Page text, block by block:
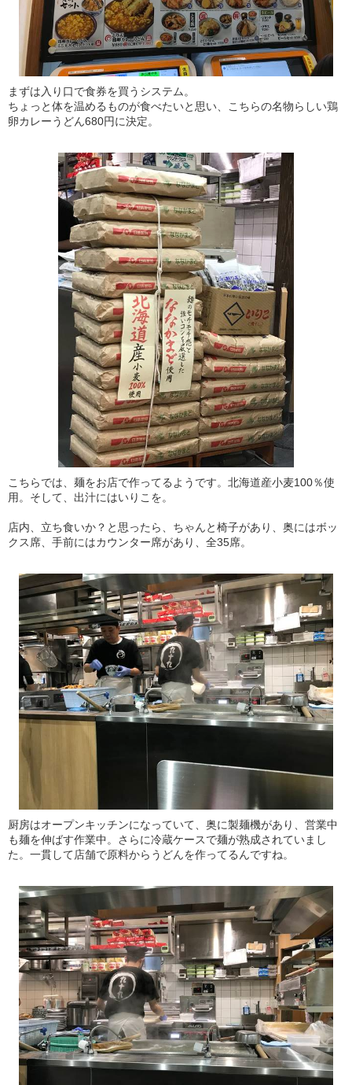
まずは入り口で食券を買うシステム。
ちょっと体を温めるものが食べたいと思い、こちらの名物らしい鶏
卵カレーうどん680円に決定。
こちらでは、麺をお店で作ってるようです。北海道産小麦100％使
用。そして、出汁にはいりこを。
店内、立ち食いか？と思ったら、ちゃんと椅子があり、奥にはボッ
クス席、手前にはカウンター席があり、全35席。
厨房はオープンキッチンになっていて、奥に製麺機があり、営業中
も麺を伸ばす作業中。さらに冷蔵ケースで麺が熟成されていまし
た。一貫して店舗で原料からうどんを作ってるんですね。